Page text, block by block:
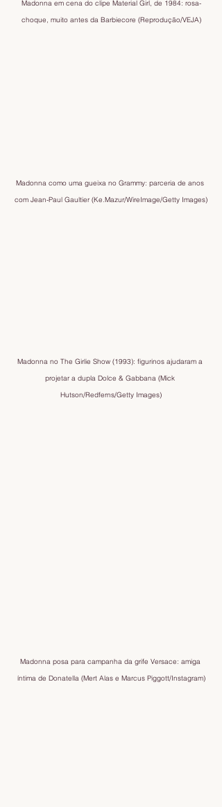
Madonna em cena do clipe Material Girl, de 1984: rosa-
choque, muito antes da Barbiecore (Reprodução/VEJA)
Madonna como uma gueixa no Grammy: parceria de anos
com Jean-Paul Gaultier (Ke.Mazur/WireImage/Getty Images)
Madonna no The Girlie Show (1993): figurinos ajudaram a
projetar a dupla Dolce & Gabbana (Mick
Hutson/Redferns/Getty Images)
Madonna posa para campanha da grife Versace: amiga
íntima de Donatella (Mert Alas e Marcus Piggott/Instagram)